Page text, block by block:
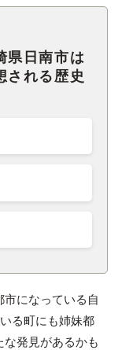
県日南市は
される歴史
になっている自
る町にも姉妹都
発見があるかも